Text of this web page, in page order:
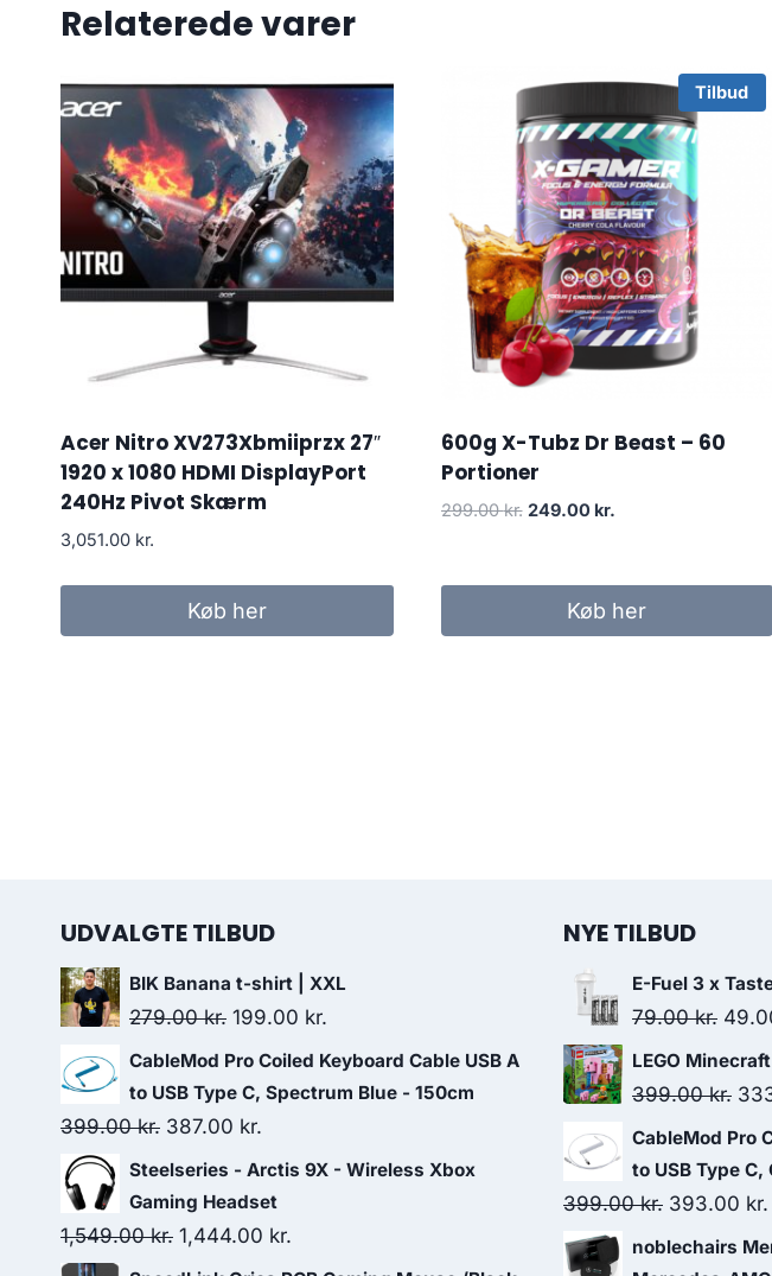
Relaterede varer
Acer Nitro XV273Xbmiiprzx 27″
1920 x 1080 HDMI DisplayPort
240Hz Pivot Skærm
3,051.00 kr.
Køb her
Tilbud
600g X-Tubz Dr Beast – 60
Portioner
299.00kr. Original
299.00 kr..
249.00 kr.Current
249.00 kr..
Køb her
UDVALGTE TILBUD
BIK Banana t-shirt | XXL
279.00kr. Original
price
was:
279.00 kr..
199.00 kr.
price
is:
CableMod Pro Coiled Keyboard Cable USB A
to USB Type C, Spectrum Blue - 150cm
399.00kr. Original
price
was:
399.00 kr..
387.00 kr.
price
is:
387.00 kr..
Steelseries - Arctis 9X - Wireless Xbox
Gaming Headset
1,549.00kr. Original
price
1,444.00 kr.
price
NYE TILBUD
E-Fuel 3 x
79.00kr.
price
was:
LEGO
399.00kr.
CableMod Pro
to USB Type
399.00kr. Original
price
393.00 kr.
noblechairs